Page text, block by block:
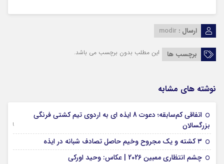
ارسال : modir
برچسب ها این مطلب بدون برچسب می باشد.
نوشته های مشابه
اتفاقی کم‌سابقه؛ دعوت 8 ایذه ای به اردوی تیم کشتی فرنگی
بزرگسالان
09 جولای 2026
۳ کشته و یک مجروح وخیم حاصل تصادف شبانه در ایذه
چشم انتظاری ممبین 2026 | عکاس: وحید اورکی